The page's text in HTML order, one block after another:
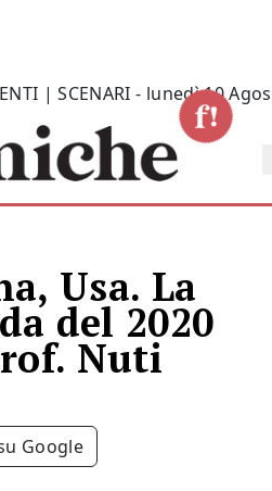
| SCENARI - lunedì 10
Usa. La
del 2020
Nuti
Google